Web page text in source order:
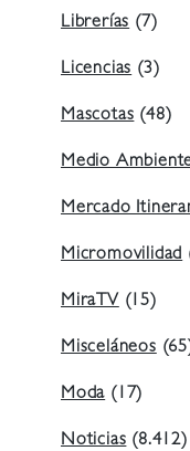
Librerías (7)
Licencias (3)
Mascotas (48)
Medio
Mercado
Micromovilidad
MiraTV (15)
Misceláneos
Moda (17)
Noticias (8.412)